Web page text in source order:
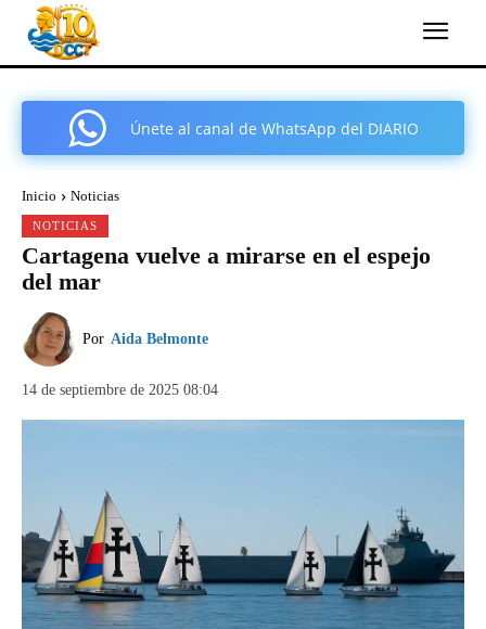
Únete al canal de WhatsApp del DIARIO
Inicio Noticias
NOTICIAS
Cartagena vuelve a mirarse en el espejo
del mar
Por Aida Belmonte
14 de septiembre de 2025 08:04